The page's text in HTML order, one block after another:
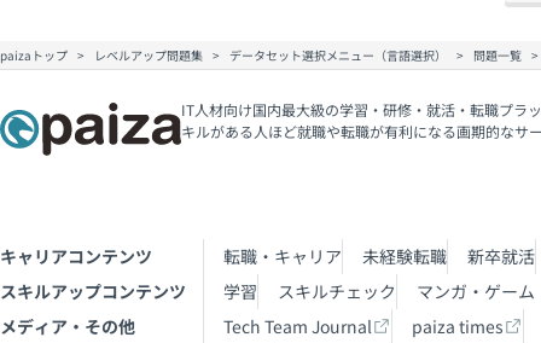
paizaトップ レベルアップ問題集 データセット選択メニュー（言語選択） 問題一覧
IT人材向け国内最大級の学習・研修・就活・転職プラ
キルがある人ほど就職や転職が有利になる画期的なサ
キャリアコンテンツ 転職・キャリア 未経験転職
新卒就活
スキルアップコンテンツ
学習 スキルチェック
マンガ・ゲーム
メディア・その他
Tech Team Journal
paiza times